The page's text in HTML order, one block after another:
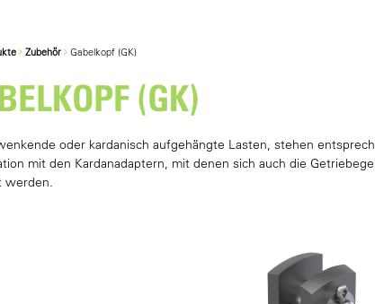
Zubehör Gabelkopf (GK)
(GK)
oder kardanisch aufgehängte Lasten, stehen
mit den Kardanadaptern, mit denen sich auch die
werden.